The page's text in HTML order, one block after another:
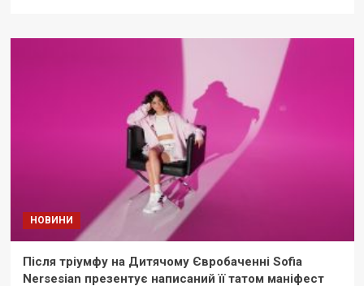
НОВИНИ
Після тріумфу на Дитячому Євробаченні Sofia
Nersesian презентує написаний її татом маніфест